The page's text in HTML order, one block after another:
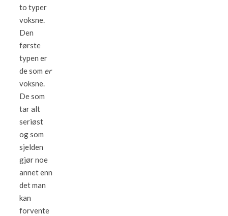
to typer
voksne.
Den
første
typen er
de som er
voksne.
De som
tar alt
seriøst
og som
sjelden
gjør noe
annet enn
det man
kan
forvente